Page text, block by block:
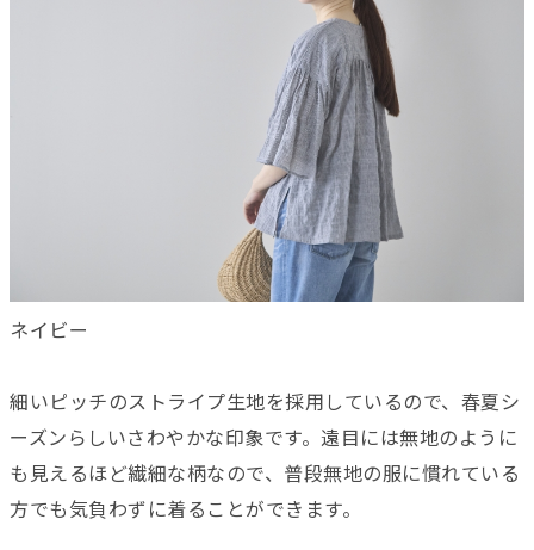
ネイビー
細いピッチのストライプ生地を採用しているので、春夏シ
ーズンらしいさわやかな印象です。遠目には無地のように
も見えるほど繊細な柄なので、普段無地の服に慣れている
方でも気負わずに着ることができます。